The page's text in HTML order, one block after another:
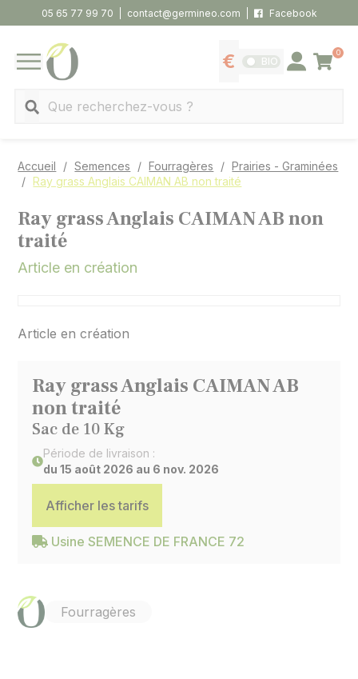
05 65 77 99 70 contact@germineo.com Facebook
MENU
Afficher les tarifs
BIO Se connecter
0
Panier
Accueil Semences Fourragères
Prairies - Graminées
Ray grass Anglais CAIMAN AB non traité
Ray grass Anglais CAIMAN AB non
traité
Article en création
Article en création
Ray grass Anglais CAIMAN AB
non traité
Sac de 10 Kg
Période de livraison :
du 15 août 2026 au 6 nov. 2026
Afficher les tarifs
Usine SEMENCE DE FRANCE 72
Fourragères
Panneau de gestion des cookies